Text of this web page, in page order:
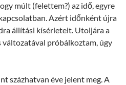
múlt (felettem?) az idő, egyre
Azért időnként újra
állítási kísérleteit. Utoljára a
változatával próbálkoztam, úgy
százhatvan éve jelent meg. A